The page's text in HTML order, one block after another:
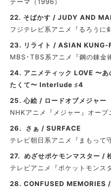
22. そばかす / JUDY AND
フジテレビ系アニメ『るろうに
23. リライト / ASIAN KUNG-
MBS･TBS系アニメ『鋼の錬金
24. アニメティック LOVE 〜あ
たくて〜 Interlude ♯4
25.心絵 / ロードオブメジャー
NHKアニメ『メジャー』オープ
26. さぁ / SURFACE
テレビ朝日系アニメ『まもって
27.
めざせポケモンマスター /
テレビアニメ『ポケットモンス
28. CONFUSED MEMORIES /